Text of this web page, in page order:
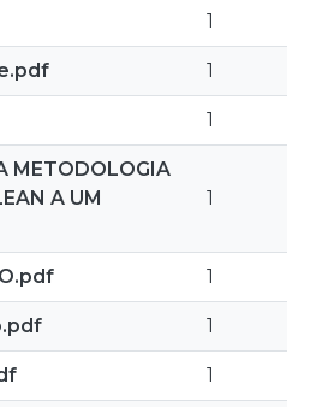
1
1
1
METODOLOGIA
A UM
1
1
1
1